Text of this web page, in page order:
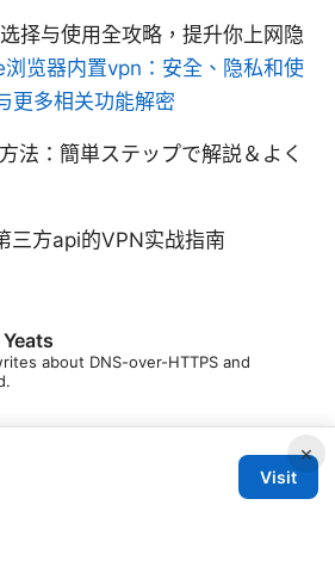
择与使用全攻略，提升你上网隐
览器内置vpn：安全、隐私和使
更多相关功能解密
法：簡単ステップで解説＆よく
三方api的VPN实战指南
about DNS-over-HTTPS and
×
Visit